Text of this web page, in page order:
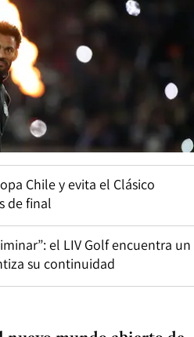
Chile y evita el Clásico
de final
el LIV Golf encuentra un
su continuidad